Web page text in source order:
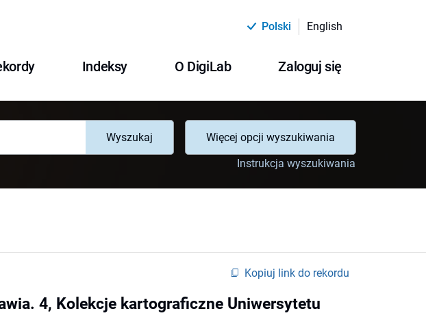
Polski English
Indeksy O DigiLab Zaloguj się
Wyszukaj
Więcej opcji wyszukiwania
Instrukcja wyszukiwania
Kopiuj link do rekordu
4, Kolekcje kartograficzne Uniwersytetu